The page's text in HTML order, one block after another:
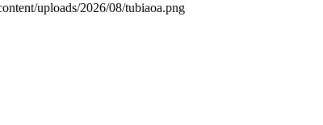
uploads/2026/08/tubiaoa.png